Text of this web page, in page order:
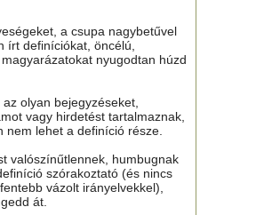
a csupa nagybetűvel
írt definíciókat, öncélú,
nyugodtan húzd
olyan bejegyzéseket,
vagy hirdetést tartalmaznak,
nem lehet a definíció része.
valószínűtlennek, humbugnak
szórakoztató (és nincs
vázolt irányelvekkel),
át.